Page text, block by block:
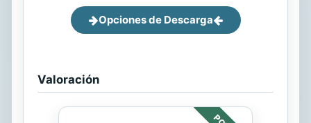
Opciones de Descarga
Valoración